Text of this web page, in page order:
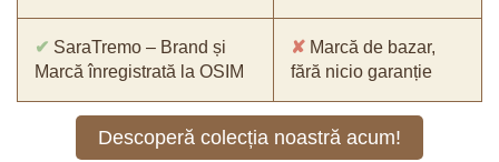
✔ SaraTremo – Brand și
Marcă înregistrată la OSIM
✘ Marcă de bazar,
fără nicio garanție
Descoperă colecția noastră acum!